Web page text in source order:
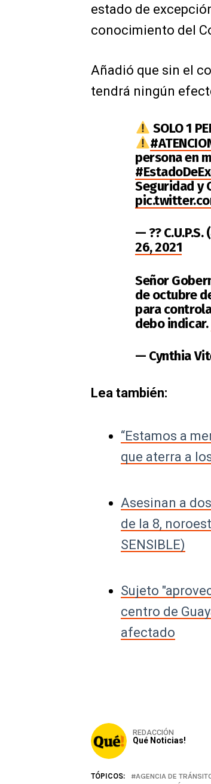
estado de
conocimiento del
Añadió que sin el
tendrá ningún
SOLO 1
persona en
Seguridad y
— ??
26, 2021
Señor
de octubre
para
debo indicar.
— Cynthia
Lea también:
“Estamos a
que aterra a
Asesinan a
de la 8,
SENSIBLE)
Sujeto
centro de
afectado
REDACCIÓN
Qué Noticias!
TÓPICOS: AGENCIA DE